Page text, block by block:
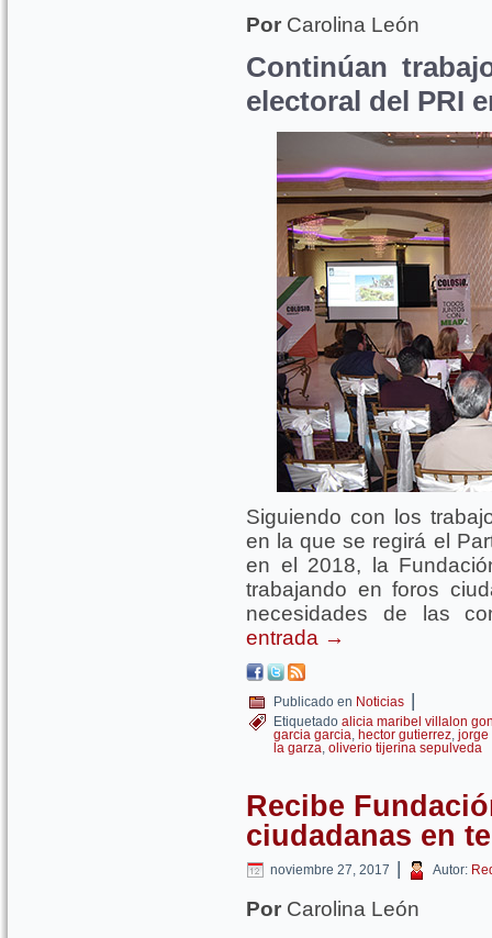
Por Carolina León
Continúan
electoral del PRI
Siguiendo con los
en la que se regirá el
en el 2018, la
trabajando en foros
necesidades de las
entrada →
Publicado en Noticias |
Etiquetado alicia maribel villalon
garcia garcia, hector gutierrez, jorge
la garza, oliverio tijerina sepulveda
Recibe
ciudadanas en
noviembre 27, 2017 | Autor:
Por Carolina León